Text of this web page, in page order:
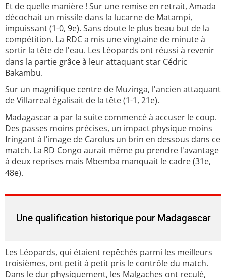
Et de quelle manière ! Sur une remise en retrait, Amada
décochait un missile dans la lucarne de Matampi,
impuissant (1-0, 9e). Sans doute le plus beau but de la
compétition. La RDC a mis une vingtaine de minute à
sortir la tête de l'eau. Les Léopards ont réussi à revenir
dans la partie grâce à leur attaquant star Cédric
Bakambu.
Sur un magnifique centre de Muzinga, l'ancien attaquant
de Villarreal égalisait de la tête (1-1, 21e).
Madagascar a par la suite commencé à accuser le coup.
Des passes moins précises, un impact physique moins
fringant à l'image de Carolus un brin en dessous dans ce
match. La RD Congo aurait même pu prendre l'avantage
à deux reprises mais Mbemba manquait le cadre (31e,
48e).
Une qualification historique pour Madagascar
Les Léopards, qui étaient repêchés parmi les meilleurs
troisièmes, ont petit à petit pris le contrôle du match.
Dans le dur physiquement, les Malgaches ont reculé,